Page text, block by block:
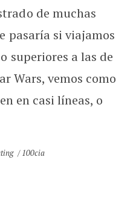
de muchas
pasaría si viajamos
superiores a las de
Wars, vemos como
en casi líneas, o
100cia